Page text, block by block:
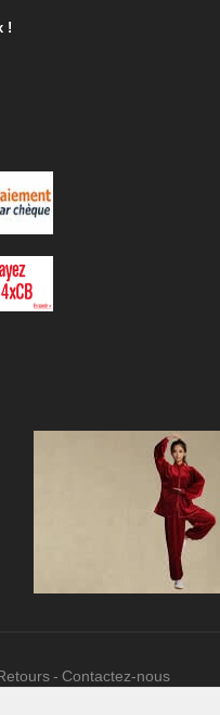
!
Contactez-nous